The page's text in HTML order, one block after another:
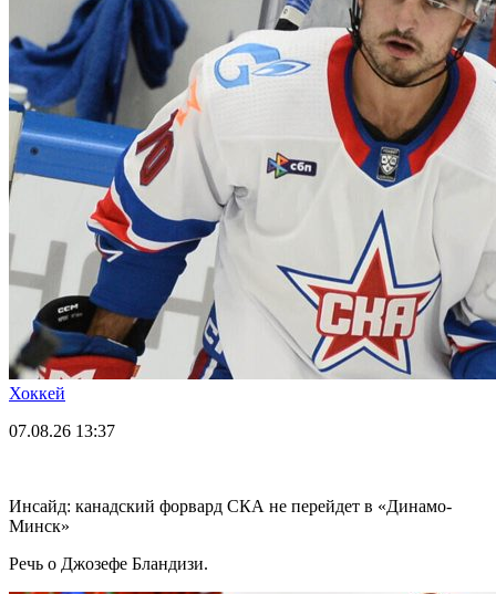
Хоккей
07.08.26 13:37
Инсайд: канадский форвард СКА не перейдет в «Динамо-
Минск»
Речь о Джозефе Бландизи.